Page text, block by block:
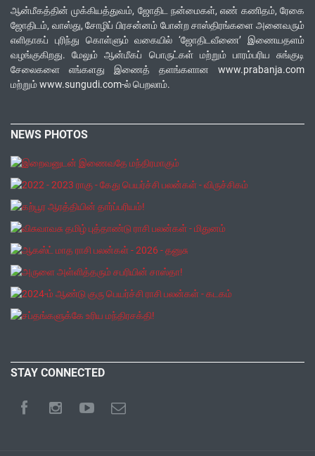
ஆன்மீகத்தின் முக்கியத்துவம், ஜோதிட நன்மைகள், எண் கணிதம், ரேகை
ஜோதிடம், வாஸ்து, சோழிப் பிரசன்னம் போன்ற சாஸ்திரங்களை அனைவரும்
எளிதாகப் புரிந்து கொள்ளும் வகையில் ‘ஜோதிடவீணை’ இணையதளம்
வழங்குகிறது. மேலும் ஆன்மீகப் பொருட்கள் மற்றும் பாரம்பரிய சுங்குடி
சேலைகளை எங்களது இணைத் தளங்களான www.prabanja.com
மற்றும் www.sungudi.com-ல் பெறலாம்.
NEWS PHOTOS
STAY CONNECTED